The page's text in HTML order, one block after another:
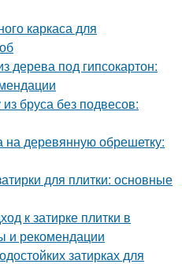
каркаса для
дерева под гипсокартон:
бруса без подвесов:
на деревянную обрешетку:
для плитки: основные
к затирке плитки в
и рекомендации
затирках для